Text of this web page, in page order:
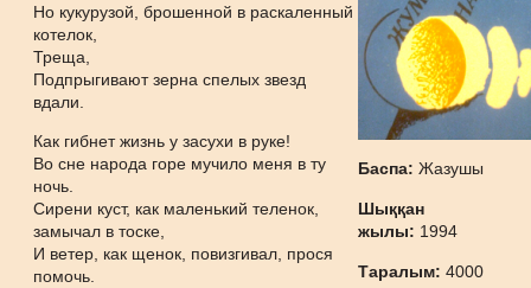
Но кукурузой, брошенной в раскаленный
котелок,
Треща,
Подпрыгивают зерна спелых звезд
вдали.
Как гибнет жизнь у засухи в руке!
Во сне народа горе мучило меня в ту
ночь.
Сирени куст, как маленький теленок,
замычал в тоске,
И ветер, как щенок, повизгивал, прося
помочь.
Баспа:Жазушы
Шыққан
жылы: 1994
Таралым:4000